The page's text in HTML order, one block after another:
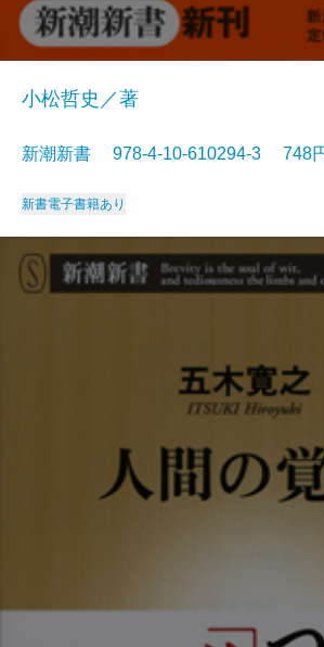
小松哲史／著
新潮新書 978-4-10-610294-3 748
新書電子書籍あり